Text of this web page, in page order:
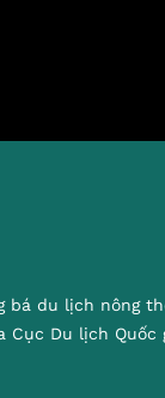
bá du lịch nông
Cục Du lịch Quốc